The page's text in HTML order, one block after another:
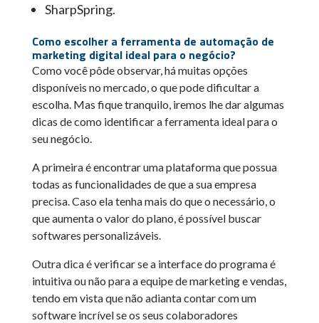
SharpSpring.
Como escolher a ferramenta de automação de
marketing digital ideal para o negócio?
Como você pôde observar, há muitas opções
disponíveis no mercado, o que pode dificultar a
escolha. Mas fique tranquilo, iremos lhe dar algumas
dicas de como identificar a ferramenta ideal para o
seu negócio.
A primeira é encontrar uma plataforma que possua
todas as funcionalidades de que a sua empresa
precisa. Caso ela tenha mais do que o necessário, o
que aumenta o valor do plano, é possível buscar
softwares personalizáveis.
Outra dica é verificar se a interface do programa é
intuitiva ou não para a equipe de marketing e vendas,
tendo em vista que não adianta contar com um
software incrível se os seus colaboradores